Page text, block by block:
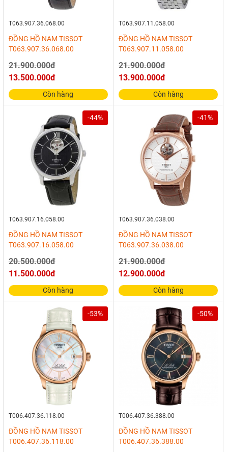
T063.907.36.068.00
ĐỒNG HỒ NAM TISSOT
T063.907.36.068.00
21.900.000đ
13.500.000đ
Còn hàng
T063.907.11.058.00
ĐỒNG HỒ NAM TISSOT
T063.907.11.058.00
21.900.000đ
13.900.000đ
Còn hàng
-44%
T063.907.16.058.00
ĐỒNG HỒ NAM TISSOT
T063.907.16.058.00
20.500.000đ
11.500.000đ
Còn hàng
-41%
T063.907.36.038.00
ĐỒNG HỒ NAM TISSOT
T063.907.36.038.00
21.900.000đ
12.900.000đ
Còn hàng
-53%
T006.407.36.118.00
ĐỒNG HỒ NAM TISSOT
T006.407.36.118.00
-50%
T006.407.36.388.00
ĐỒNG HỒ NAM TISSOT
T006.407.36.388.00